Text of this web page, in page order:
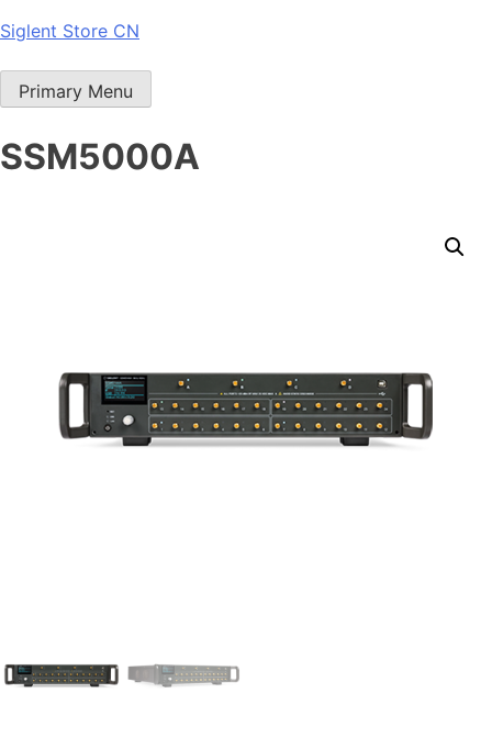
Skip
content
Siglent Store CN
Primary Menu
SSM5000A